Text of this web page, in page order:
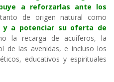
a reforzarlas ante los
tanto de origen natural como
y a potenciar su oferta de
la recarga de acuíferos, la
de las avenidas, e incluso los
educativos y espirituales